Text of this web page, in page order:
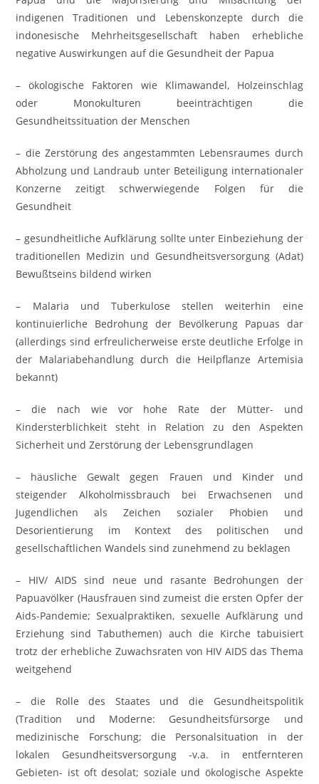
indigenen Traditionen und Lebenskonzepte durch die
indonesische Mehrheitsgesellschaft haben erhebliche
negative Auswirkungen auf die Gesundheit der Papua
– ökologische Faktoren wie Klimawandel, Holzeinschlag
oder Monokulturen beeinträchtigen die
Gesundheitssituation der Menschen
– die Zerstörung des angestammten Lebensraumes durch
Abholzung und Landraub unter Beteiligung internationaler
Konzerne zeitigt schwerwiegende Folgen für die
Gesundheit
– gesundheitliche Aufklärung sollte unter Einbeziehung der
traditionellen Medizin und Gesundheitsversorgung (Adat)
Bewußtseins bildend wirken
– Malaria und Tuberkulose stellen weiterhin eine
kontinuierliche Bedrohung der Bevölkerung Papuas dar
(allerdings sind erfreulicherweise erste deutliche Erfolge in
der Malariabehandlung durch die Heilpflanze Artemisia
bekannt)
– die nach wie vor hohe Rate der Mütter- und
Kindersterblichkeit steht in Relation zu den Aspekten
Sicherheit und Zerstörung der Lebensgrundlagen
– häusliche Gewalt gegen Frauen und Kinder und
steigender Alkoholmissbrauch bei Erwachsenen und
Jugendlichen als Zeichen sozialer Phobien und
Desorientierung im Kontext des politischen und
gesellschaftlichen Wandels sind zunehmend zu beklagen
– HIV/ AIDS sind neue und rasante Bedrohungen der
Papuavölker (Hausfrauen sind zumeist die ersten Opfer der
Aids-Pandemie; Sexualpraktiken, sexuelle Aufklärung und
Erziehung sind Tabuthemen) auch die Kirche tabuisiert
trotz der erhebliche Zuwachsraten von HIV AIDS das Thema
weitgehend
– die Rolle des Staates und die Gesundheitspolitik
(Tradition und Moderne: Gesundheitsfürsorge und
medizinische Forschung; die Personalsituation in der
lokalen Gesundheitsversorgung -v.a. in entfernteren
Gebieten- ist oft desolat; soziale und ökologische Aspekte